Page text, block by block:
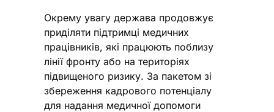
Окрему увагу держава продовжує
приділяти підтримці медичних
працівників, які працюють поблизу
лінії фронту або на територіях
підвищеного ризику. За пакетом зі
збереження кадрового потенціалу
для надання медичної допомоги